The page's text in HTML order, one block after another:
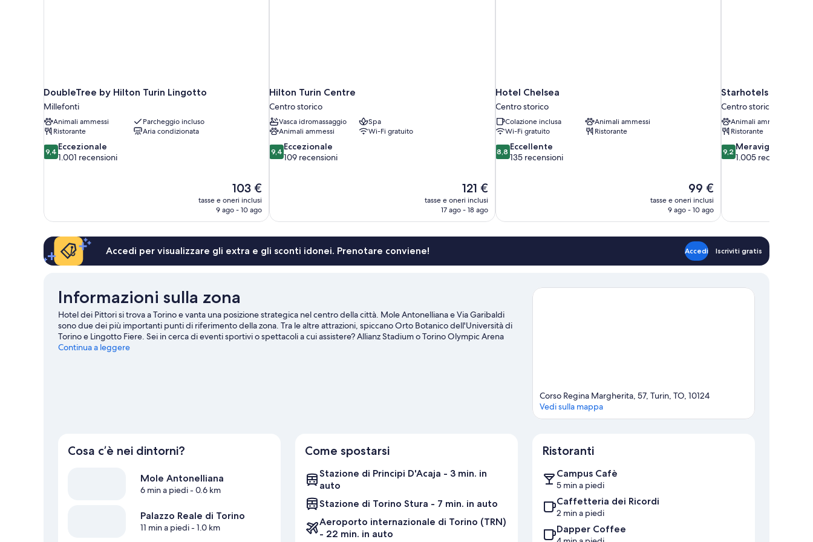
DoubleTree by Hilton Turin Lingotto
Millefonti
Animali ammessi
Parcheggio incluso
Ristorante
Aria condizionata
9.4
su
9,4 Eccezionale
1.001 recensioni
Il
prezzo
attuale
103 €
tasse e oneri inclusi
9 ago - 10 ago
Hilton Turin Centre
Centro storico
Vasca idromassaggio
Spa
Animali ammessi
Wi-Fi gratuito
9.4
su
9,4 Eccezionale
109 recensioni
Il
prezzo
attuale
121 €
tasse e oneri inclusi
17 ago - 18 ago
Hotel Chelsea
Centro storico
Colazione inclusa
Animali ammessi
Wi-Fi gratuito
Ristorante
8.8
su
8,8 Eccellente
135 recensioni
Il
prezzo
attuale
99 €
tasse e oneri inclusi
9 ago - 10 ago
Starhotels Majestic
Centro storico
Animali ammessi
Ristorante
9.2
su
9,2 Meraviglioso
1.005 recensioni
Accedi per visualizzare gli extra e gli sconti idonei. Prenotare conviene! Accedi Iscriviti gratis
Informazioni sulla zona
Hotel dei Pittori si trova a Torino e vanta una posizione strategica nel centro della città. Mole Antonelliana e Via Garibaldi
sono due dei più importanti punti di riferimento della zona. Tra le altre attrazioni, spiccano Orto Botanico dell'Università di
Torino e Lingotto Fiere. Sei in cerca di eventi sportivi o spettacoli a cui assistere? Allianz Stadium o Torino Olympic Arena
potrebbero avere in programma qualcosa di interessante per te.
Continua a leggere
Corso Regina Margherita, 57, Turin, TO, 10124
Vedi sulla mappa
Cosa c’è nei dintorni?
Mole Antonelliana
6 min a piedi- 0.6 km
Palazzo Reale di Torino
11 min a piedi- 1.0 km
Come spostarsi
Stazione di Principi D'Acaja - 3 min. in
auto
Stazione di Torino Stura - 7 min. in auto
Aeroporto internazionale di Torino (TRN)
- 22 min. in auto
Ristoranti
Campus Cafè
5 min a piedi
Caffetteria dei Ricordi
2 min a piedi
Dapper Coffee